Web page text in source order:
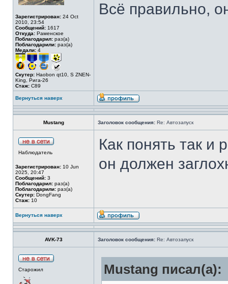
Зарегистрирован: 24 Oct
2010, 23:54
Сообщений: 1617
Откуда: Раменское
Поблагодарил: раз(а)
Поблагодарили: раз(а)
Медали: 4
Скутер: Haobon qt10, S ZNEN-
King, Рига-26
Стаж: C89
Всё правильно,
Вернуться наверх
Mustang Заголовок сообщения: Re: Автозапуск
Наблюдатель
Зарегистрирован: 10 Jun
2025, 20:47
Сообщений: 3
Поблагодарил: раз(а)
Поблагодарили: раз(а)
Скутер: DongFang
Стаж: 10
Как понять так и
он должен
Вернуться наверх
AVK-73 Заголовок сообщения: Re: Автозапуск
Старожил Mustang писал(а):